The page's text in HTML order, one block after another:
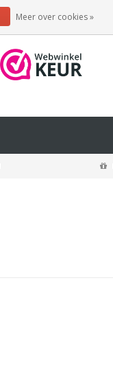
Meer over cookies »